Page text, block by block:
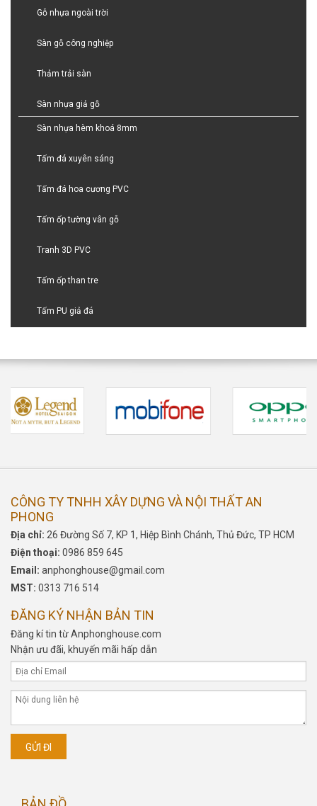
Gỗ nhựa ngoài trời
Sàn gỗ công nghiệp
Thảm trải sàn
Sàn nhựa giả gỗ
Sàn nhựa hèm khoá 8mm
Tấm đá xuyên sáng
Tấm đá hoa cương PVC
Tấm ốp tường vân gỗ
Tranh 3D PVC
Tấm ốp than tre
Tấm PU giả đá
CÔNG TY TNHH XÂY DỰNG VÀ NỘI THẤT AN
PHONG
Địa chỉ: 26 Đường Số 7, KP 1, Hiệp Bình Chánh, Thủ Đức, TP HCM
Điện thoại: 0986 859 645
Email: anphonghouse@gmail.com
MST: 0313 716 514
ĐĂNG KÝ NHẬN BẢN TIN
Đăng kí tin từ Anphonghouse.com
Nhận ưu đãi, khuyến mãi hấp dẫn